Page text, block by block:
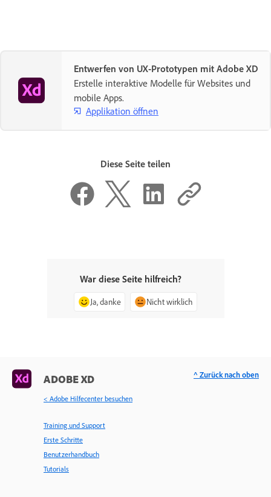
Entwerfen von UX-Prototypen mit Adobe XD
Erstelle interaktive Modelle für Websites und
mobile Apps.
Applikation öffnen
Diese Seite teilen
War diese Seite hilfreich?
Ja, danke Nicht wirklich
ADOBE XD
< Adobe Hilfecenter besuchen
Training und Support
Erste Schritte
Benutzerhandbuch
Tutorials
^ Zurück nach oben